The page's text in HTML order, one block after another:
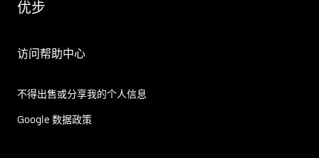
优步
访问帮助中心
不得出售或分享我的个人信息
Google 数据政策